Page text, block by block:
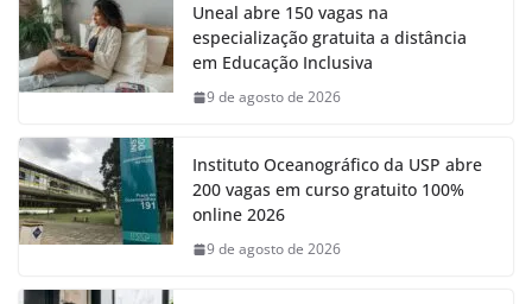
Uneal abre 150 vagas na
especialização gratuita a distância
em Educação Inclusiva
9 de agosto de 2026
Instituto Oceanográfico da USP abre
200 vagas em curso gratuito 100%
online 2026
9 de agosto de 2026